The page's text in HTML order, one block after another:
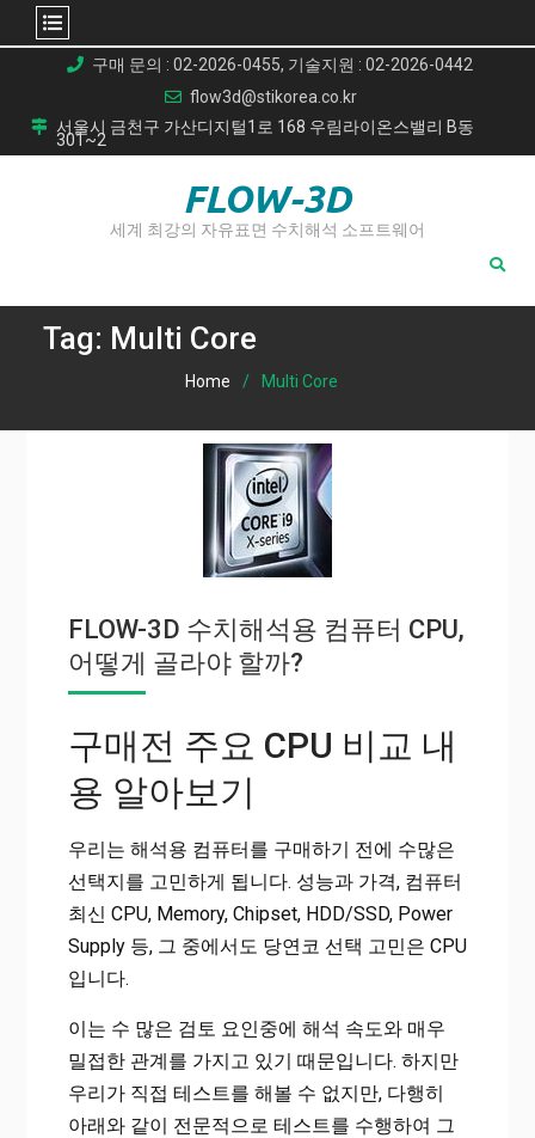
content
구매 문의 : 02-2026-0455, 기술지원 : 02-2026-0442
flow3d@stikorea.co.kr
서울시 금천구 가산디지털1로 168 우림라이온스밸리 B동
301~2
FLOW-3D
세계 최강의 자유표면 수치해석 소프트웨어
Tag: Multi Core
Home Multi Core
FLOW-3D 수치해석용 컴퓨터 CPU,
어떻게 골라야 할까?
구매전 주요 CPU 비교 내
용 알아보기
우리는 해석용 컴퓨터를 구매하기 전에 수많은
선택지를 고민하게 됩니다. 성능과 가격, 컴퓨터
최신 CPU, Memory, Chipset, HDD/SSD, Power
Supply 등, 그 중에서도 당연코 선택 고민은 CPU
입니다.
이는 수 많은 검토 요인중에 해석 속도와 매우
밀접한 관계를 가지고 있기 때문입니다. 하지만
우리가 직접 테스트를 해볼 수 없지만, 다행히
아래와 같이 전문적으로 테스트를 수행하여 그